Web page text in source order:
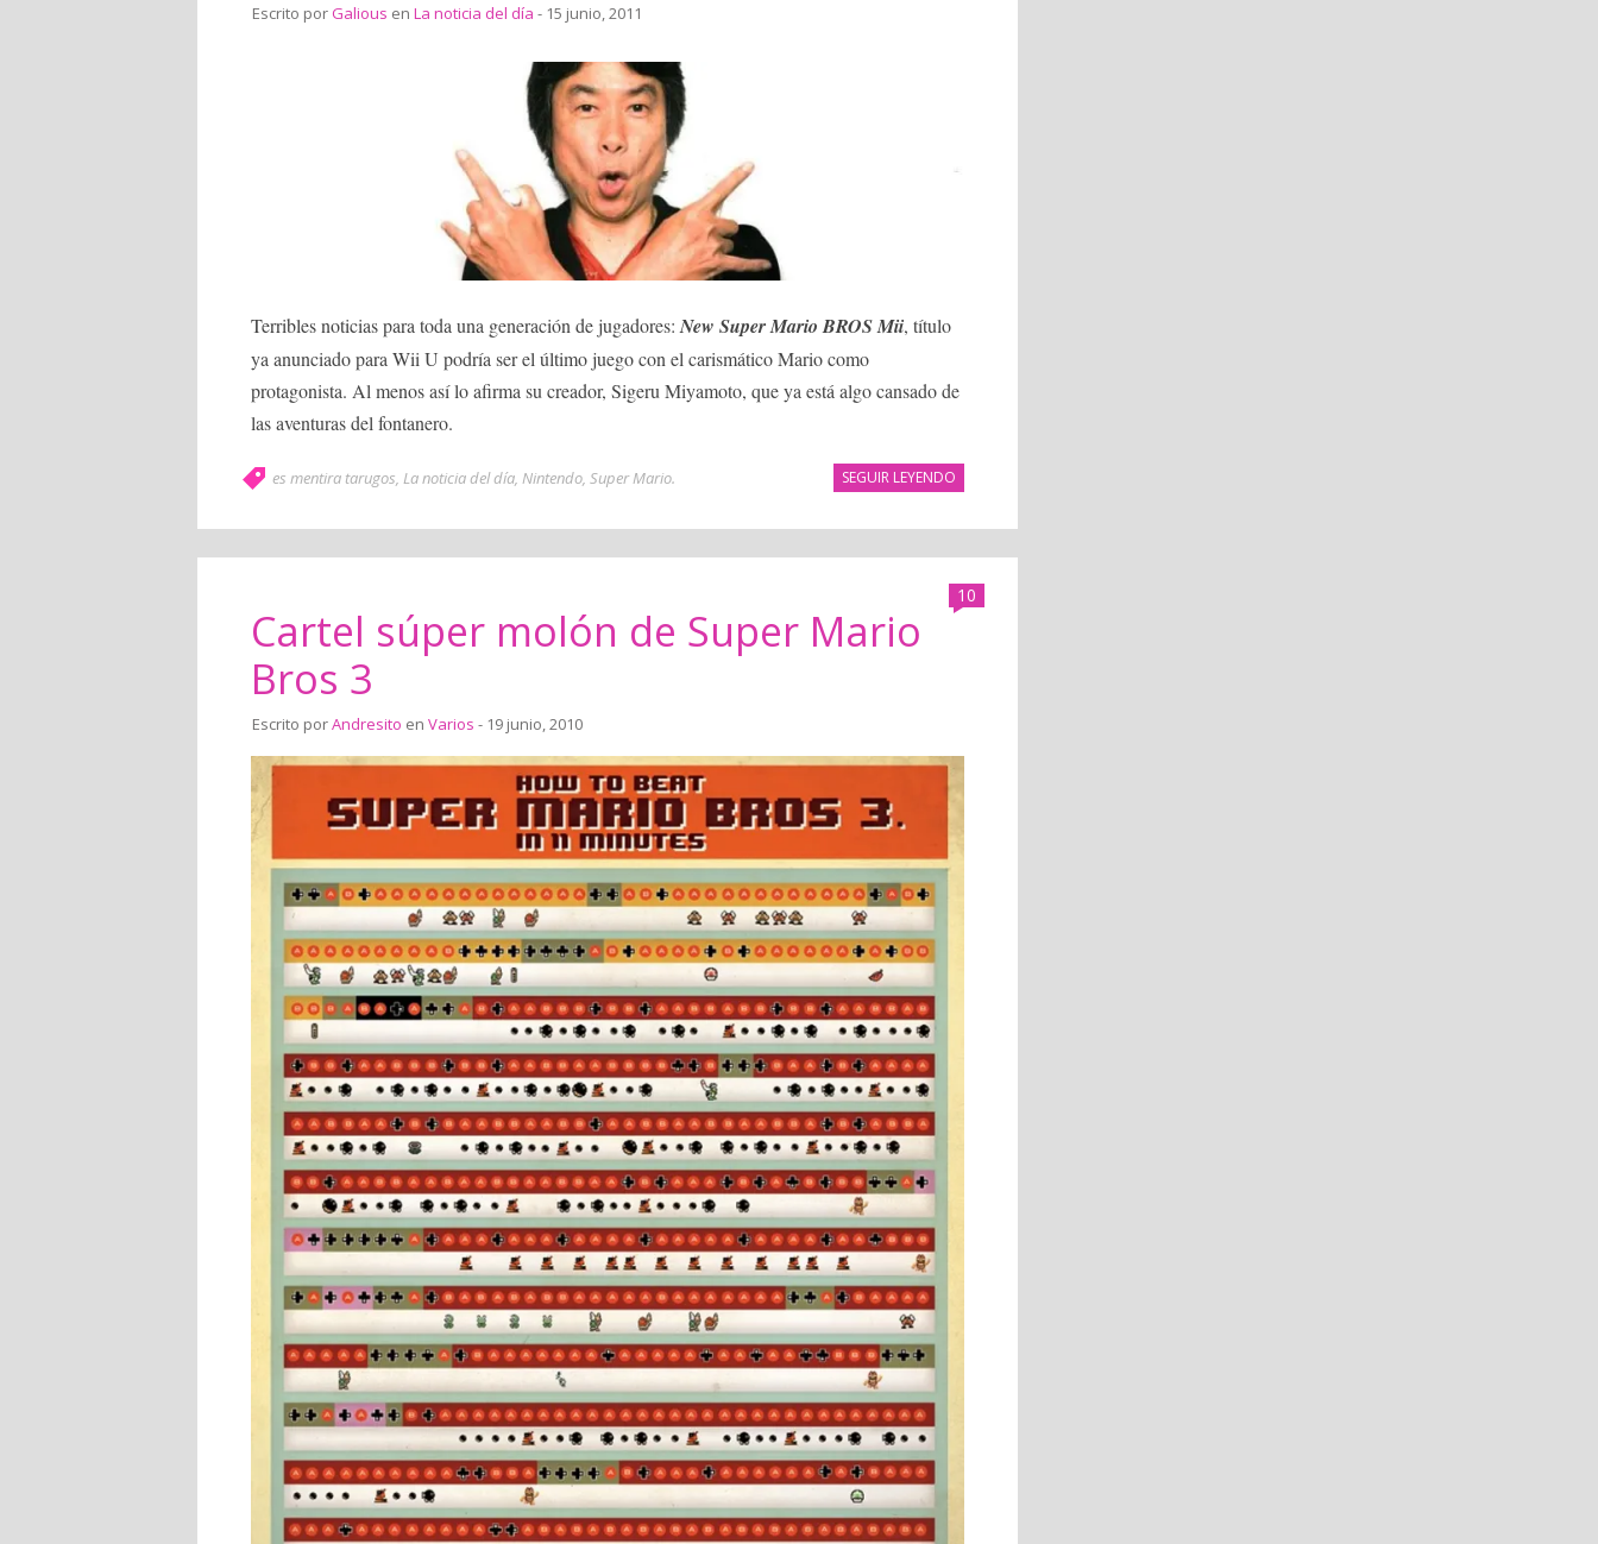
Escrito por Galious en La noticia del día - 15 junio, 2011
Terribles noticias para toda una generación de jugadores:New Super Mario BROS Mii, título
ya anunciado para Wii U podría ser el último juego con el carismático Mario como
protagonista. Al menos así lo afirma su creador, Sigeru Miyamoto, que ya está algo cansado de
las aventuras del fontanero.
SEGUIR LEYENDO
es mentira tarugos, La noticia del día, Nintendo, Super Mario.
10
Cartel súper molón de Super Mario
Bros 3
Escrito porAndresito en Varios - 19 junio, 2010